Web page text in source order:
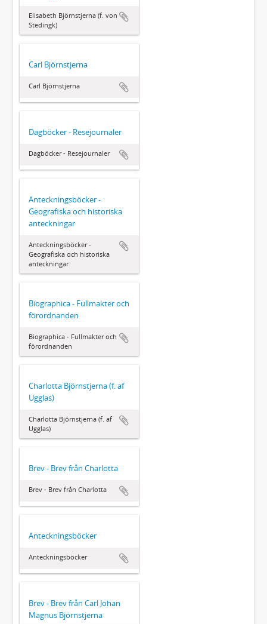
Elisabeth Björnstjerna (f. von
Stedingk)
Carl Björnstjerna
Carl Björnstjerna
Dagböcker - Resejournaler
Dagböcker - Resejournaler
Anteckningsböcker -
Geografiska och historiska
anteckningar
Anteckningsböcker -
Geografiska och historiska
anteckningar
Biographica - Fullmakter och
förordnanden
Biographica - Fullmakter och
förordnanden
Charlotta Björnstjerna (f. af
Ugglas)
Charlotta Björnstjerna (f. af
Ugglas)
Brev - Brev från Charlotta
Brev - Brev från Charlotta
Anteckningsböcker
Anteckningsböcker
Brev - Brev från Carl Johan
Magnus Björnstjerna